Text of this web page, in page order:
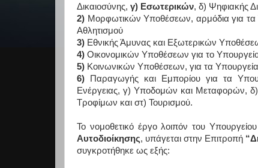
Δικαιοσύνης, γ) Εσωτερικών, δ) Ψηφιακής
2) Μορφωτικών Υποθέσεων, αρμόδια για τα
Αθλητισμού
3) Εθνικής Άμυνας και Εξωτερικών
4) Οικονομικών Υποθέσεων για το
5) Κοινωνικών Υποθέσεων, για τα
6) Παραγωγής και Εμπορίου για τα
Ενέργειας, γ) Υποδομών και Μεταφορών, δ)
Τροφίμων και στ) Τουρισμού.
Το νομοθετικό έργο λοιπόν του
Αυτοδιοίκησης, υπάγεται στην Επιτροπή
συγκροτήθηκε ως εξής: